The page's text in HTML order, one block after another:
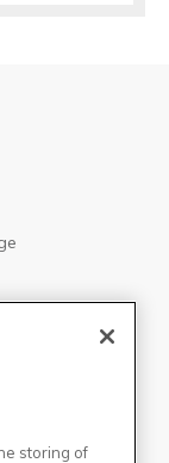
storing of